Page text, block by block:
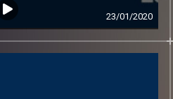
23/01/2020